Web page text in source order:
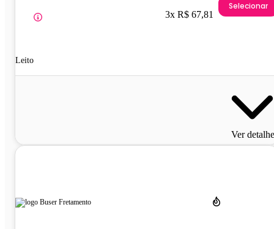
Leito
3x R$ 67,81
Selecionar
Ver